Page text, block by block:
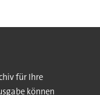
für Ihre
können